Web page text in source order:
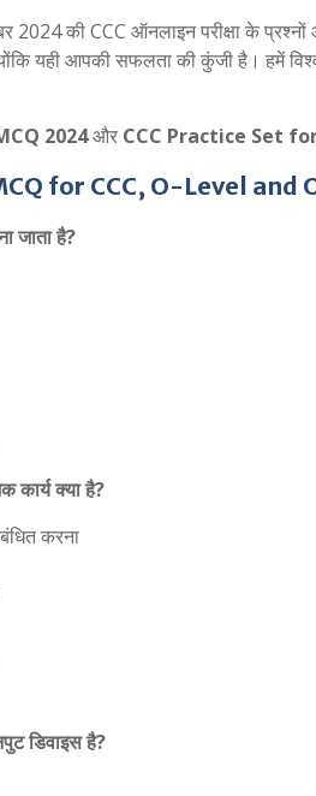
2024 की CCC ऑनलाइन परीक्षा के
यही आपकी सफलता की कुंजी है। हमें
2024और CCC Practice Set
for CCC, O-Level and
जाता है?
कार्य क्या है?
करना
डिवाइस है?